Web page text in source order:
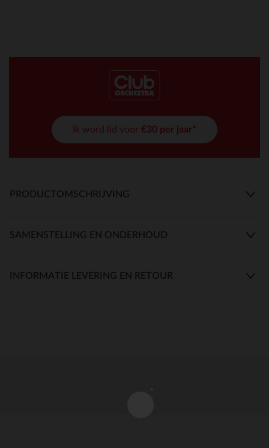
Ik word lid voor €30 per jaar*
PRODUCTOMSCHRIJVING
SAMENSTELLING EN ONDERHOUD
INFORMATIE LEVERING EN RETOUR